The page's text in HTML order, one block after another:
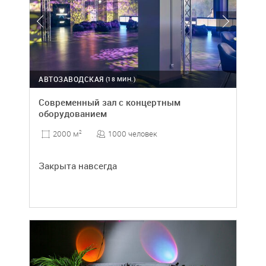
(18 МИН.)
АВТОЗАВОДСКАЯ
Современный зал с концертным
оборудованием
2000 м2 1000 человек
Закрыта навсегда